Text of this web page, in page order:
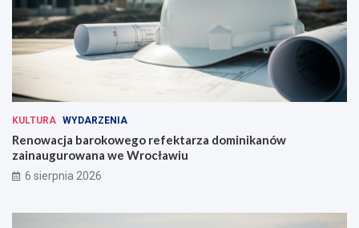
KULTURA WYDARZENIA
Renowacja barokowego refektarza dominikanów
zainaugurowana we Wrocławiu
6 sierpnia 2026